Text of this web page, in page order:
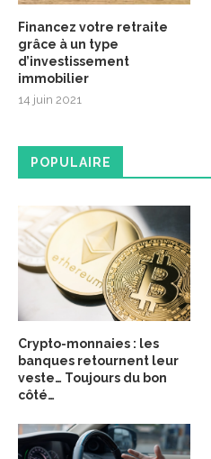
Financez votre retraite
grâce à un type
d’investissement
immobilier
14 juin 2021
POPULAIRE
Crypto-monnaies : les
banques retournent leur
veste… Toujours du bon
côté…